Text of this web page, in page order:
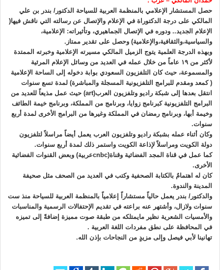
حصل المستشار الإعلامي بالمنظمة العربية للسياحة الدكتور/ بندر بن علي
المالكي على درجة الدكتوراة في الإعلام والإتصال عن رسالته التي ناقش فيها(
الإعلام الجديد.. ودوره في الإتصال الجماهيري، وتأثيراته: الإعلامية،
والسياسية،والثقافية،والإعلامية) وحصل على تقدير ممتاز.
وبهذه الدرجة العلمية يتوج الزميل المالكي مسيرته الإعلامية وخبرته الممتدة
لأكثر من ١٩ عاماً من خلال عمله في العديد من وسائل الإعلام المرئية
والمسموعة، حيث كان التلفزيون السعودي بوابة دخوله إلى الساحة الإعلامية
( كمعد ومقدم للبرامج التلفزيونية المسجلة والمباشرة) لمدة تسع سنوات
انتقل بعدها إلى شبكة راديو وتلفزيون العرب(art) حيث عمل مذيعاً للعديد من
البرامج التلفزيونية كبرنامج زوايا، وبرنامج من المملكة، وبرنامج خيمة الطائف
وخيمة أبها، وبرنامج رمضان في المملكة وغيرها من البرامج الأخرى لمدة أربع
سنوات.
وكان أثناء عمله بشبكة راديو وتلفزيون العرب يعمل أيضاً مراسلاً لتلفزيون
دولة الكويت ومراسلاً لإذاعة الكويت واستمر ذلك لمدة أربع سنوات.
كما عمل في قناة المجد الفضائية وقناة(cnbcعربية) وبعض القنوات الفضائية
الأخرى.
كان له اهتمامٌ بالكتابة الصحفية وكتب في العديد من الصحف مثل صحيفة
المدينة والندوة.
والدكتور/ بندر يعمل حالياً مستشاراً إعلامياً بالمنظمة العربية للسياحة منذ ست
سنوات ولازال، وأشتهر عنه براعته في تقديم الإحتفالات الرسمية والمناسبات
والأمسيات الشعرية نظير مايمتلكه من طبقة صوت مميزة إضافةً إلى تميزه
في المحافظة على نطق مفردات اللغة العربية .
تهانينا لأبي فيصل وإلى مزيدٍ من النجاحات بإذن الله.